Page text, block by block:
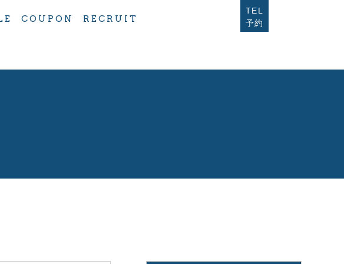
must have public visibility in/home/users/2/uriup3/web/blue-air-
37
TEL
予約
COUPON RECRUIT